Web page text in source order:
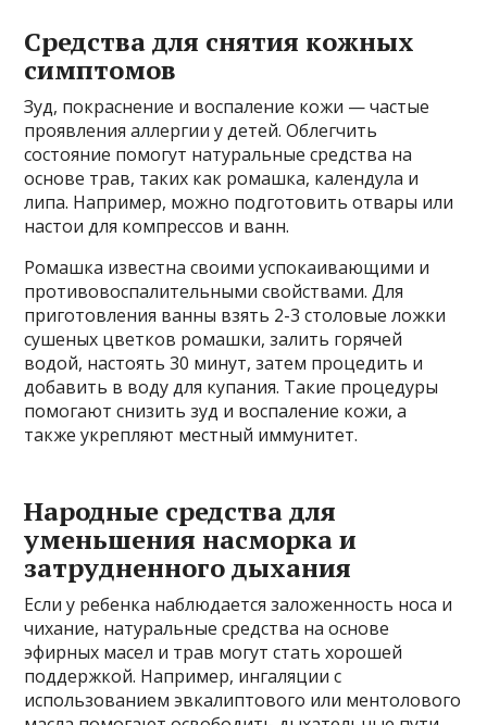
Средства для снятия кожных
симптомов
Зуд, покраснение и воспаление кожи — частые
проявления аллергии у детей. Облегчить
состояние помогут натуральные средства на
основе трав, таких как ромашка, календула и
липа. Например, можно подготовить отвары или
настои для компрессов и ванн.
Ромашка известна своими успокаивающими и
противовоспалительными свойствами. Для
приготовления ванны взять 2-3 столовые ложки
сушеных цветков ромашки, залить горячей
водой, настоять 30 минут, затем процедить и
добавить в воду для купания. Такие процедуры
помогают снизить зуд и воспаление кожи, а
также укрепляют местный иммунитет.
Народные средства для
уменьшения насморка и
затрудненного дыхания
Если у ребенка наблюдается заложенность носа и
чихание, натуральные средства на основе
эфирных масел и трав могут стать хорошей
поддержкой. Например, ингаляции с
использованием эвкалиптового или ментолового